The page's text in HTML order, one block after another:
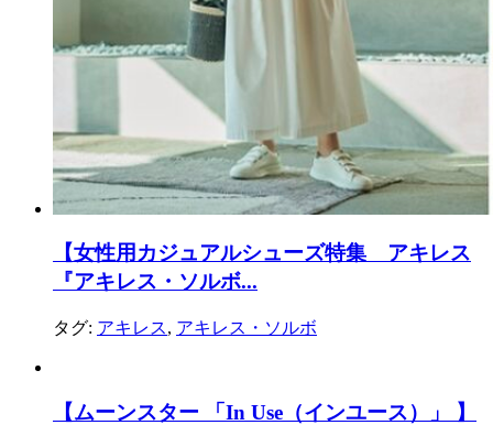
【女性用カジュアルシューズ特集 アキレス
『アキレス・ソルボ...
タグ: アキレス, アキレス・ソルボ
【ムーンスター 「In Use（インユース）」 】